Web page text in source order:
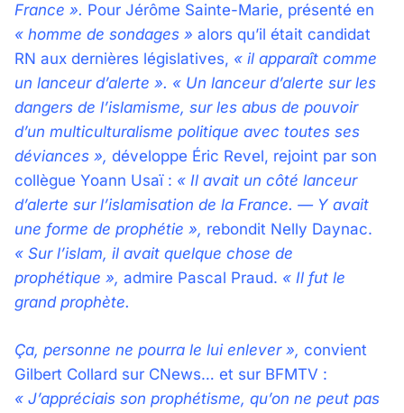
France ». Pour Jérôme Sainte-Marie, présenté en
« homme de sondages » alors qu’il était candidat
RN aux dernières législatives, « il apparaît comme
un lanceur d’alerte ». « Un lanceur d’alerte sur les
dangers de l’islamisme, sur les abus de pouvoir
d’un multiculturalisme politique avec toutes ses
déviances », développe Éric Revel, rejoint par son
collègue Yoann Usaï : « Il avait un côté lanceur
d’alerte sur l’islamisation de la France. — Y avait
une forme de prophétie », rebondit Nelly Daynac.
« Sur l’islam, il avait quelque chose de
prophétique », admire Pascal Praud. « Il fut le
grand prophète.
Ça, personne ne pourra le lui enlever », convient
Gilbert Collard sur CNews… et sur BFMTV :
« J’appréciais son prophétisme, qu’on ne peut pas